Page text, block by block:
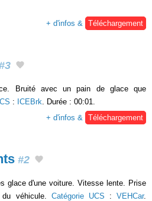
+ d'infos & Téléchargement
Bruité avec un pain de glace que
: ICEBrk . Durée : 00:01.
+ d'infos &
Téléchargement
#2
glace d'une voiture. Vitesse lente. Prise
véhicule. Catégorie UCS :VEHCar.